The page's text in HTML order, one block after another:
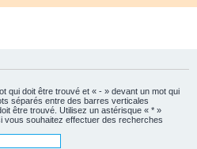
e
qui doit être trouvé et « - » devant un mot qui
séparés entre des barres verticales
être trouvé. Utilisez un astérisque « * »
souhaitez effectuer des recherches